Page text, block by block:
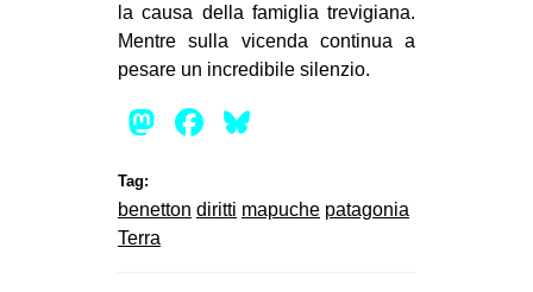
la causa della famiglia trevigiana.
Mentre sulla vicenda continua a
pesare un incredibile silenzio.
Mastodon
Facebook
Tag:
benetton diritti mapuche patagonia
Terra